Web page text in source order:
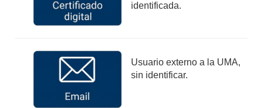
identificada.
Usuario externo a la UMA,
sin identificar.